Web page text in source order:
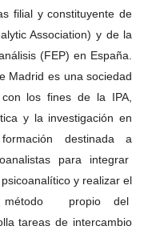
filial y constituyente de
Association) y de la
(FEP) en España.
Madrid es una sociedad
los fines de la IPA,
y la investigación en
destinada a
para integrar
y realizar el
método propio del
tareas de intercambio